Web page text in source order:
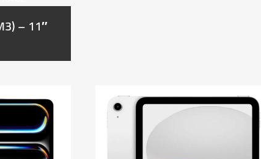
– 11″